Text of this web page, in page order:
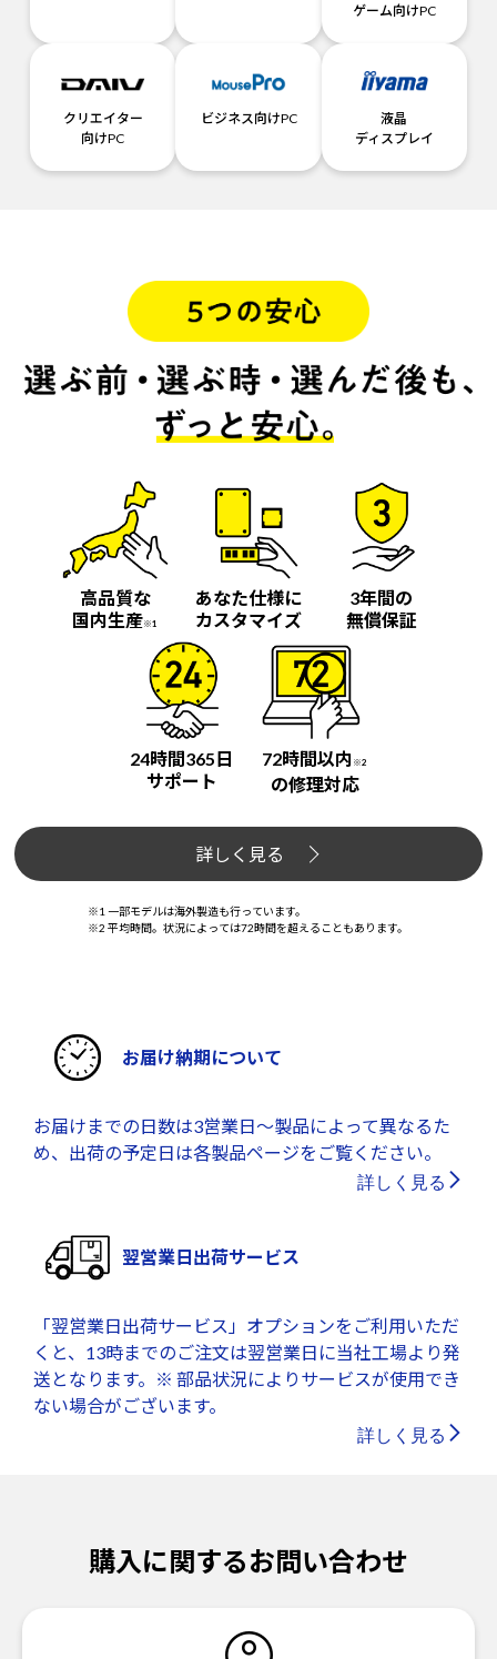
ゲーム向けPC
クリエイター
向けPC
ビジネス向けPC
液晶
ディスプレイ
高品質な
国内生産※1
あなた仕様に
カスタマイズ
3年間の
無償保証
24時間365日
サポート
72時間以内 ※2
の修理対応
詳しく見る
※1 一部モデルは海外製造も行っています。
※2 平均時間。状況によっては72時間を超えることもあります。
お届け納期について
お届けまでの日数は3営業日～製品によって異なるた
め、出荷の予定日は各製品ページをご覧ください。
詳しく見る
翌営業日出荷サービス
「翌営業日出荷サービス」オプションをご利用いただ
くと、13時までのご注文は翌営業日に当社工場より発
送となります。※ 部品状況によりサービスが使用でき
ない場合がございます。
詳しく見る
購入に関するお問い合わせ